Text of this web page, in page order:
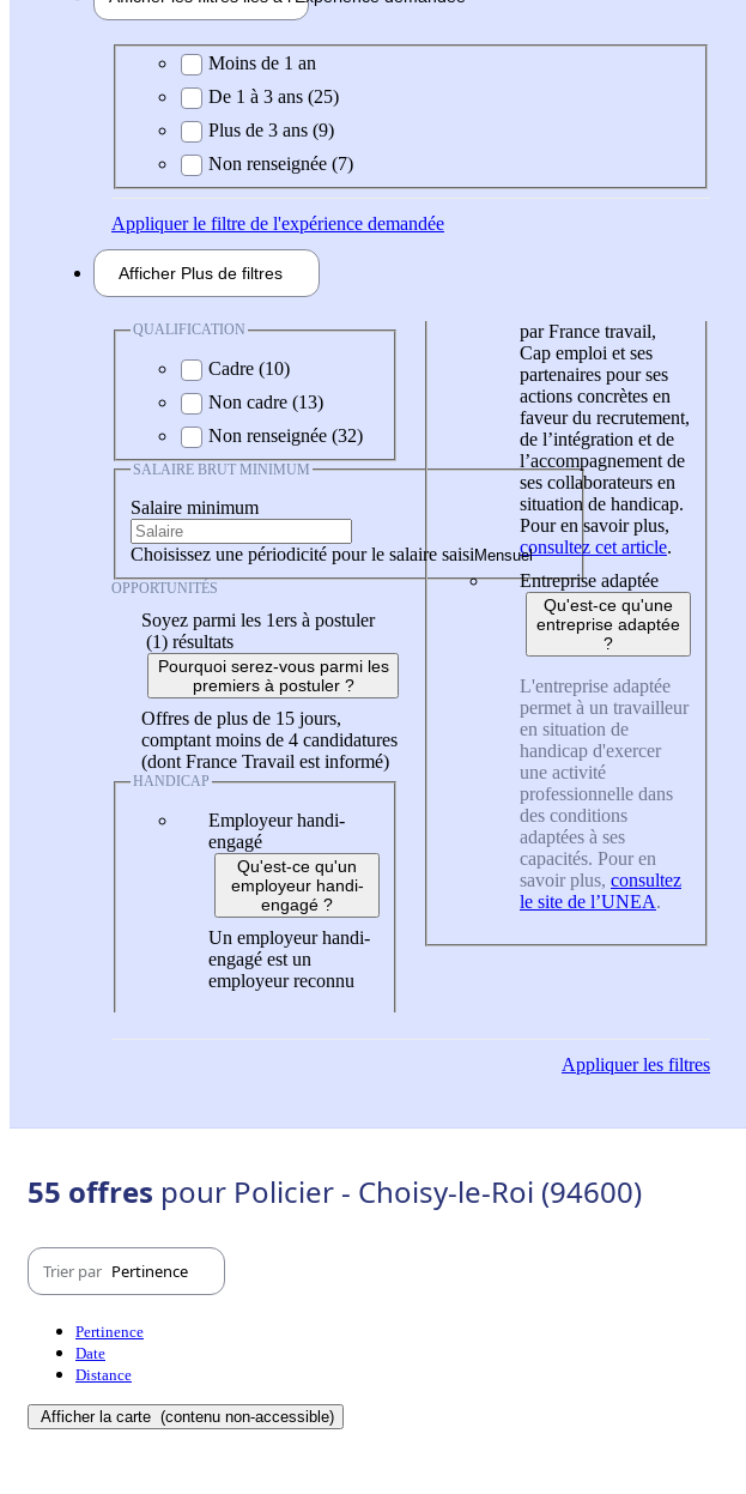
Expérience demandée
Moins de 1 an
De 1 à 3 ans (25)
Plus de 3 ans (9)
Non renseignée (7)
Appliquerle filtre de l'expérience demandée
Afficher Plus de filtres
QUALIFICATION
Cadre (10)
Non cadre (13)
Non renseignée (32)
SALAIRE BRUT MINIMUM
Salaire minimum
Choisissez une périodicité pour le salaire saisi
OPPORTUNITÉS
Soyez parmi les 1ers à postuler
(1) résultats
Pourquoi serez-vous parmi les
premiers à postuler ?
Offres de plus de 15 jours,
comptant moins de 4 candidatures
(dont France Travail est informé)
HANDICAP
Employeur handi-
engagé
Qu'est-ce qu'un
employeur handi-
engagé ?
Un employeur handi-
engagé est un
employeur reconnu
par France travail,
Cap emploi et ses
partenaires pour ses
actions concrètes en
faveur du recrutement,
de l’intégration et de
l’accompagnement de
ses collaborateurs en
situation de handicap.
Pour en savoir plus,
consultez cet article.
Entreprise adaptée
Qu'est-ce qu'une
entreprise adaptée
?
L'entreprise adaptée
permet à un travailleur
en situation de
handicap d'exercer
une activité
professionnelle dans
des conditions
adaptées à ses
capacités. Pour en
savoir plus, consultez
le site de l’UNEA.
Appliquerles filtres
55 offres pour Policier - Choisy-le-Roi (94600)
Trier par Pertinence
Pertinence
Date
Distance
Afficher la carte (contenu non-accessible)